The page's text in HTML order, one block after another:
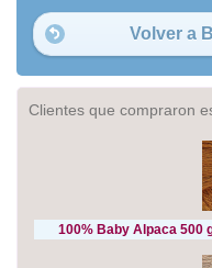
Volver a
Clientes que compraron
100% Baby Alpaca 500